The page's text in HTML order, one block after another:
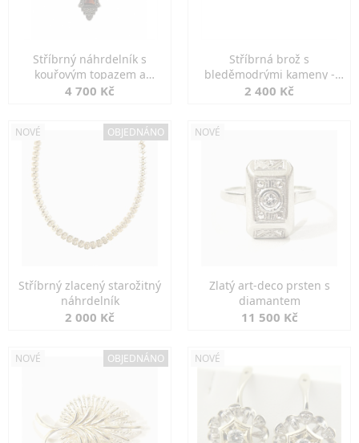
Stříbrný náhrdelník s
kouřovým topazem a
markazity
4 700 Kč
Stříbrná brož s
bleděmodrými kameny -
jemná elegance
2 400 Kč
NOVÉ OBJEDNÁNO
Stříbrný zlacený starožitný
náhrdelník
2 000 Kč
NOVÉ
Zlatý art-deco prsten s
diamantem
11 500 Kč
NOVÉ OBJEDNÁNO NOVÉ